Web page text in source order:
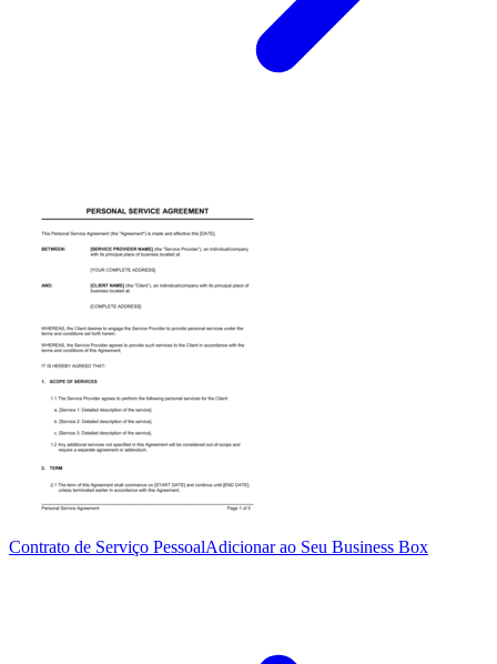
Contrato de Serviço PessoalAdicionar ao Seu Business Box